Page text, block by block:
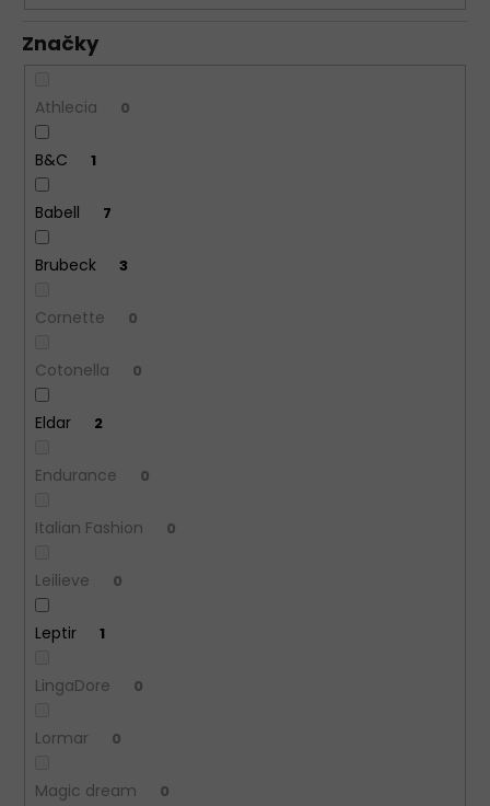
Značky
Athlecia 0
B&C 1
Babell 7
Brubeck 3
Cornette 0
Cotonella 0
Eldar 2
Endurance 0
Italian Fashion 0
Leilieve 0
Leptir 1
LingaDore 0
Lormar 0
Magic dream 0